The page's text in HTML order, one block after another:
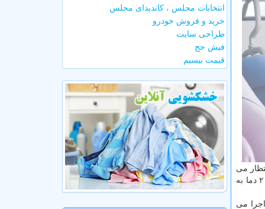
می
بشوند، تراز اقیانوس ها افزایش پیدا كند و... انتظار می رود تا سال ۲۰۰۰ دما به
می
انتخابات مجلس ، کاندیدای مجلس
خرید و فروش خودرو
طراحی سایت
فیش حج
قیمت بیسیم